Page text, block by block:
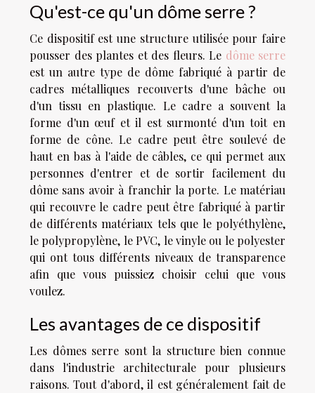
Qu'est-ce qu'un dôme serre ?
Ce dispositif est une structure utilisée pour faire
pousser des plantes et des fleurs. Le dôme serre
est un autre type de dôme fabriqué à partir de
cadres métalliques recouverts d'une bâche ou
d'un tissu en plastique. Le cadre a souvent la
forme d'un œuf et il est surmonté d'un toit en
forme de cône. Le cadre peut être soulevé de
haut en bas à l'aide de câbles, ce qui permet aux
personnes d'entrer et de sortir facilement du
dôme sans avoir à franchir la porte. Le matériau
qui recouvre le cadre peut être fabriqué à partir
de différents matériaux tels que le polyéthylène,
le polypropylène, le PVC, le vinyle ou le polyester
qui ont tous différents niveaux de transparence
afin que vous puissiez choisir celui que vous
voulez.
Les avantages de ce dispositif
Les dômes serre sont la structure bien connue
dans l'industrie architecturale pour plusieurs
raisons. Tout d'abord, il est généralement fait de